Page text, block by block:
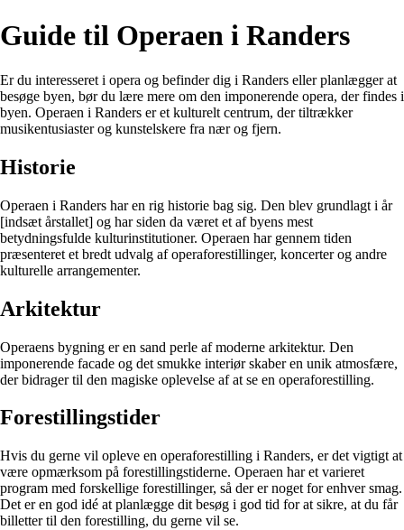
Guide til Operaen i Randers
Er du interesseret i opera og befinder dig i Randers eller planlægger at
besøge byen, bør du lære mere om den imponerende opera, der findes i
byen. Operaen i Randers er et kulturelt centrum, der tiltrækker
musikentusiaster og kunstelskere fra nær og fjern.
Historie
Operaen i Randers har en rig historie bag sig. Den blev grundlagt i år
[indsæt årstallet] og har siden da været et af byens mest
betydningsfulde kulturinstitutioner. Operaen har gennem tiden
præsenteret et bredt udvalg af operaforestillinger, koncerter og andre
kulturelle arrangementer.
Arkitektur
Operaens bygning er en sand perle af moderne arkitektur. Den
imponerende facade og det smukke interiør skaber en unik atmosfære,
der bidrager til den magiske oplevelse af at se en operaforestilling.
Forestillingstider
Hvis du gerne vil opleve en operaforestilling i Randers, er det vigtigt at
være opmærksom på forestillingstiderne. Operaen har et varieret
program med forskellige forestillinger, så der er noget for enhver smag.
Det er en god idé at planlægge dit besøg i god tid for at sikre, at du får
billetter til den forestilling, du gerne vil se.